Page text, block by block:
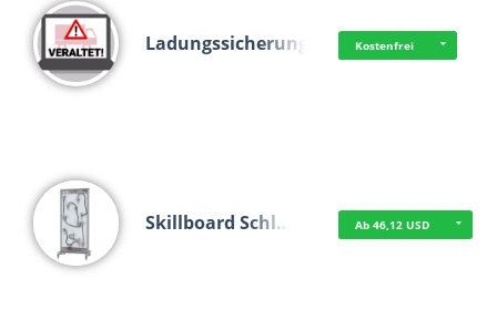
Ladungssicherung Kostenfrei
Skillboard Schl… Ab 46,12 USD